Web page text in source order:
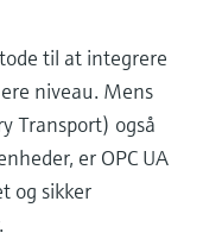
til at integrere
niveau. Mens
Transport) også
er OPC UA
og sikker